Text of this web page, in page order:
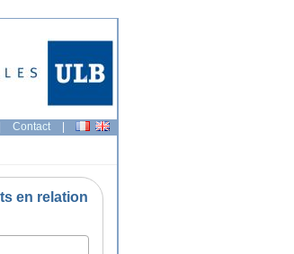
Contact |
en relation